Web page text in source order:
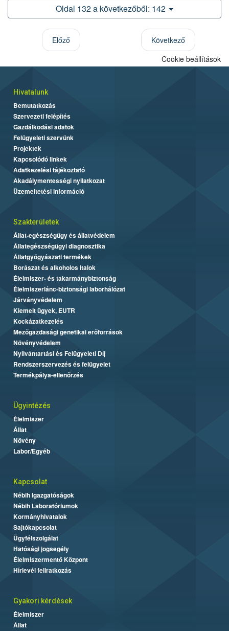
Oldal 132 a következőből: 142
Előző
Következő
Cookie beállítások
Hivatalunk
Bemutatkozás
Szervezeti felépítés
Gazdálkodási adatok
Felügyeleti szervünk
Projektek
Kapcsolódó linkek
Adatkezelési tájékoztató
Akadálymentességi nyilatkozat
Üzemeltetési információ
Szakterületek
Állat-egészségügy és állatvédelem
Állategészségügyi diagnosztika
Állatgyógyászati termékek
Borászat és alkoholos italok
Élelmiszer- és takarmánybiztonság
Élelmiszerlánc-biztonsági laborhálózat
Járványvédelem
Kiemelt ügyek, EUTR
Kockázatkezelés
Mezőgazdasági genetikai erőforrások
Növényvédelem
Nyilvántartási és Felügyeleti Díj
Rendszerszervezés és felügyelet
Termékpálya-ellenőrzés
Ügyintézés
Élelmiszer
Állat
Növény
Labor/Egyéb
Kapcsolat
Nébih Igazgatóságok
Nébih Laboratóriumok
Kormányhivatalok
Sajtókapcsolat
Ügyfélszolgálat
Hatósági jogsegély
Élelmiszermentő Központ
Hírlevél feliratkozás
Gyakori kérdések
Élelmiszer
Állat